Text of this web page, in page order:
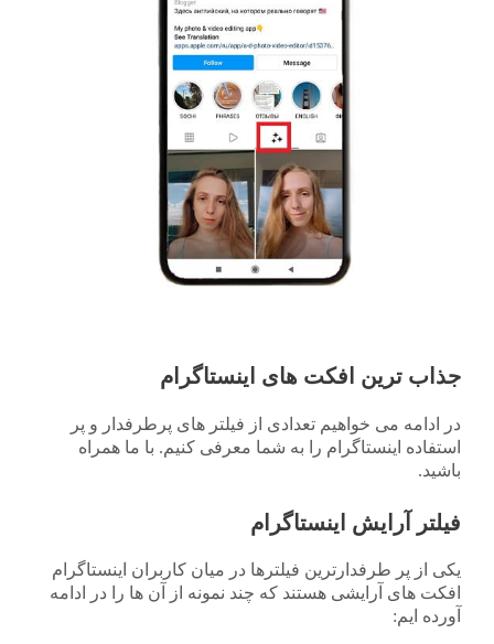
جذاب ترین افکت های اینستاگرام
در ادامه می خواهیم تعدادی از فیلتر های پرطرفدار و پر
استفاده اینستاگرام را به شما معرفی کنیم. با ما همراه
باشید.
فیلتر آرایش اینستاگرام
یکی از پر طرفدارترین فیلترها در میان کاربران اینستاگرام
افکت های آرایشی هستند که چند نمونه از آن ها را در ادامه
آورده ایم: